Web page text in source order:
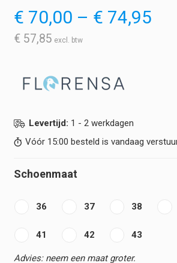
€ 70,00 – € 74,95
€ 57,85
Levertijd: 1 - 2 werkdagen
Vóór 15:00 besteld is vandaag
Schoenmaat
36 37 38
41 42 43